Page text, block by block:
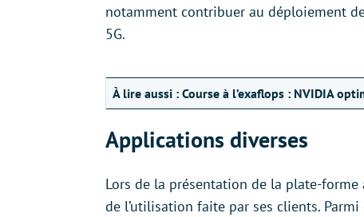
notamment contribuer au déploiement
5G.
À lire aussi : Course à l’exaflops : NVIDIA
Applications diverses
Lors de la présentation de la plate-forme
de l’utilisation faite par ses clients.